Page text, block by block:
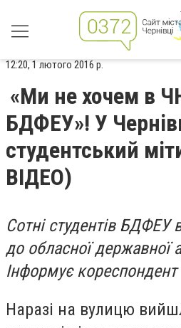
12:20, 1 лютого 2016 р.
«Ми не хочем в
БДФЕУ»! У
студентський
ВІДЕО)
Сотні студентів БДФЕУ
до обласної державної
Інформує
Наразі на вулицю